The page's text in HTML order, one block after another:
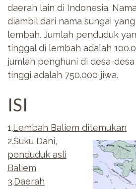
daerah lain di Indonesia.
diambil dari nama sungai
lembah. Jumlah penduduk
tinggal di lembah adalah
jumlah penghuni di desa-
tinggi adalah 750.000 jiwa.
ISI
1.Lembah Baliem ditemukan
2.Suku Dani,
penduduk asli
Baliem
3.Daerah